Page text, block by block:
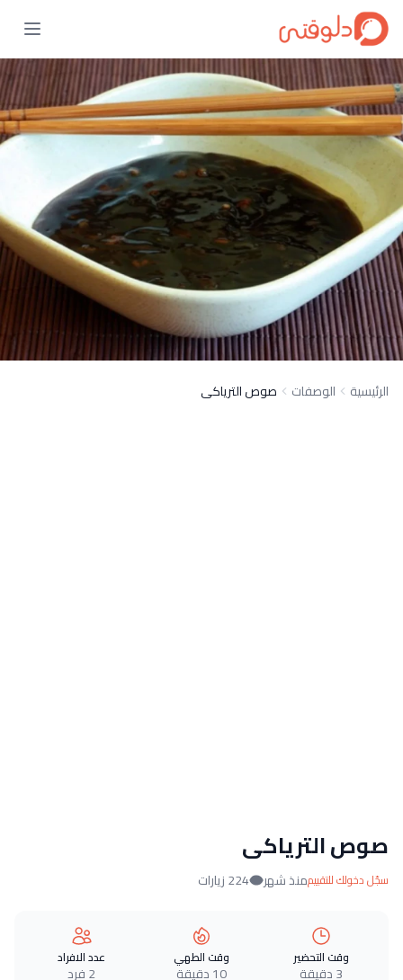
الرئيسية الوصفات صوص الترياكى
صوص الترياكى
سجّل دخولك للتقييممنذ شهر 224 زيارات
وقت التحضير
3 دقيقة
وقت الطهي
10 دقيقة
عدد الافراد
2 فرد